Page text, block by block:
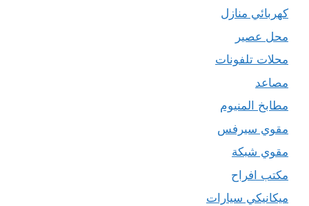
كهربائي منازل
محل عصير
محلات تلفونات
مصاعد
مطابخ المنيوم
مقوي سيرفس
مقوي شبكة
مكتب افراح
ميكانيكي سيارات